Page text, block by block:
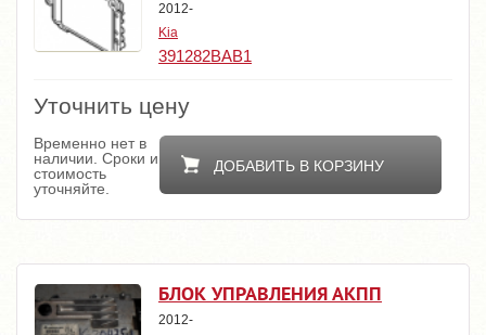
2012-
Kia
391282BAB1
Уточнить цену
ДОБАВИТЬ В КОРЗИНУ
Временно нет в
наличии. Сроки и
стоимость
уточняйте.
БЛОК УПРАВЛЕНИЯ АКПП
2012-